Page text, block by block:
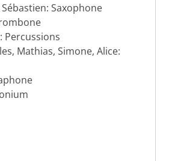
Saxophone
Percussions
Mathias, Simone, Alice: